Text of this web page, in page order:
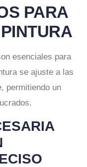
PARA
esenciales para
se ajuste a las
permitiendo un